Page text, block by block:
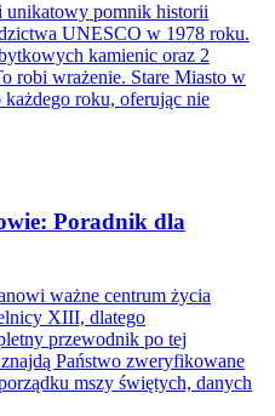
unikatowy pomnik historii
UNESCO w 1978 roku.
kamienic oraz 2
robi wrażenie. Stare Miasto w
roku, oferując nie
Poradnik dla
ważne centrum życia
XIII, dlatego
przewodnik po tej
Państwo zweryfikowane
mszy świętych, danych